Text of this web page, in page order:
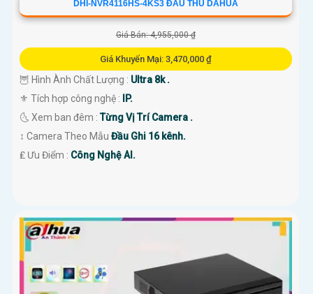
DHI-NVR4116HS-4KS3 ĐẦU THU DAHUA
Giá Bán: 4,955,000 ₫
Giá Khuyến Mại: 3,470,000 ₫
🦉 Hình Ành Chất Lượng : Ultra 8k .
⚜️ Tích hợp công nghệ :
IP.
🌜 Xem ban đêm :Từng Vị Trí Camera .
↕️ Camera Theo Mẫu Đầu Ghi 16 kênh.
️₤ Ưu Điểm : Công Nghệ AI.